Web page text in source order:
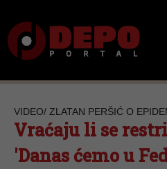
VIDEO/ ZLATAN PERŠIĆ O
Vraćaju li se
'Danas ćemo u